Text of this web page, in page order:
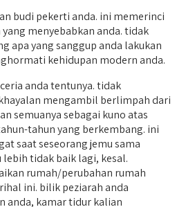
budi pekerti anda. ini memerinci
menyebabkan anda. tidak
apa yang sanggup anda lakukan
kehidupan modern anda.
anda tentunya. tidak
mengambil berlimpah dari
semuanya sebagai kuno atas
tahun yang berkembang. ini
saat seseorang jemu sama
tidak baik lagi, kesal.
rumah/perubahan rumah
ini. bilik peziarah anda
anda, kamar tidur kalian